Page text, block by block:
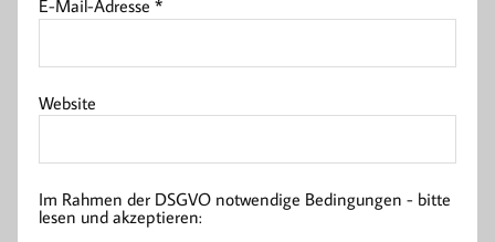
E-Mail-Adresse*
Website
Im Rahmen der DSGVO notwendige Bedingungen - bitte
lesen und akzeptieren: